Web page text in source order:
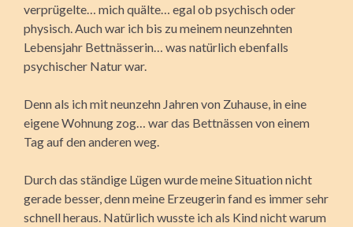
verprügelte… mich quälte… egal ob psychisch oder
physisch. Auch war ich bis zu meinem neunzehnten
Lebensjahr Bettnässerin… was natürlich ebenfalls
psychischer Natur war.
Denn als ich mit neunzehn Jahren von Zuhause, in eine
eigene Wohnung zog… war das Bettnässen von einem
Tag auf den anderen weg.
Durch das ständige Lügen wurde meine Situation nicht
gerade besser, denn meine Erzeugerin fand es immer sehr
schnell heraus. Natürlich wusste ich als Kind nicht warum